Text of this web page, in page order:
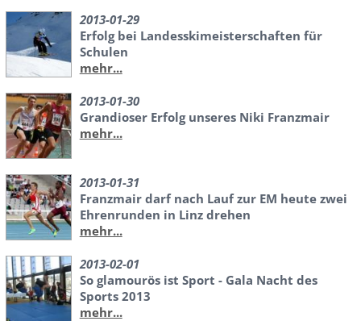
2013-01-29
Erfolg bei Landesskimeisterschaften für
Schulen
mehr...
2013-01-30
Grandioser Erfolg unseres Niki Franzmair
mehr...
2013-01-31
Franzmair darf nach Lauf zur EM heute zwei
Ehrenrunden in Linz drehen
mehr...
2013-02-01
So glamourös ist Sport - Gala Nacht des
Sports 2013
mehr...